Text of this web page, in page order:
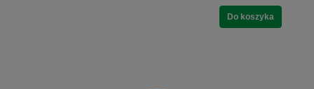
Do koszyka